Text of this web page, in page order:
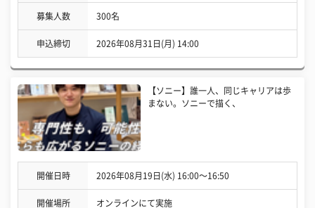
募集人数 300名
申込締切 2026年08月31日(月) 14:00
【ソニー】誰一人、同じキャリアは歩
まない。ソニーで描く、
開催日時 2026年08月19日(水) 16:00〜16:50
開催場所 オンラインにて実施